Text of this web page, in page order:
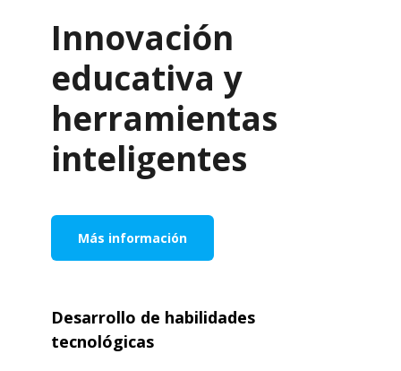
Innovación
educativa y
herramientas
inteligentes
Más información
Desarrollo de habilidades
tecnológicas